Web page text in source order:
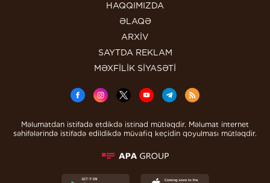
HAQQIMIZDA
ƏLAQƏ
ARXİV
SAYTDA REKLAM
MƏXFİLİK SİYASƏTİ
Məlumatdan istifadə etdikdə istinad mütləqdir. Məlumat internet
səhifələrində istifadə edildikdə müvafiq keçidin qoyulması mütləqdir.